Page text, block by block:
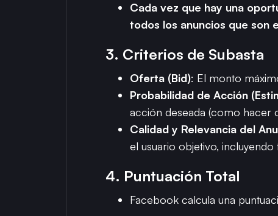
Cada vez que hay una
todos los anuncios que son
3. Criterios de Subasta
Oferta (Bid): El monto
Probabilidad de Acción
acción deseada (como hacer
Calidad y Relevancia del
el usuario objetivo,
4. Puntuación Total
Facebook calcula una